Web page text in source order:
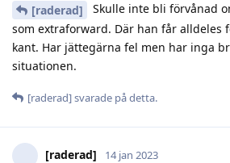
[raderad]
Skulle inte bli förvånad
som extraforward. Där han får alldeles
kant. Har jättegärna fel men har inga
situationen.
[raderad]svarade på detta.
[raderad] 14 jan 2023